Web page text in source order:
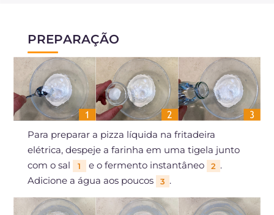
PREPARAÇÃO
Para preparar a pizza líquida na fritadeira
elétrica, despeje a farinha em uma tigela junto
com o sal
1 e o fermento instantâneo 2 .
Adicione a água aos poucos
3 .